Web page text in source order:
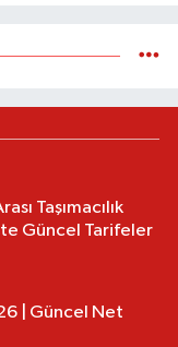
Taşımacılık
Güncel Tarifeler
| Güncel Net